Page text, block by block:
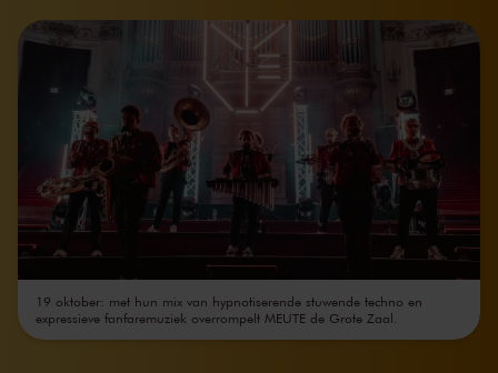
19 oktober: met hun mix van hypnotiserende stuwende techno en
expressieve fanfaremuziek overrompelt MEUTE de Grote Zaal.